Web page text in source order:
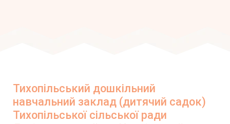
Тихопільський дошкільний
навчальний заклад (дитячий садок)
Тихопільської сільської ради